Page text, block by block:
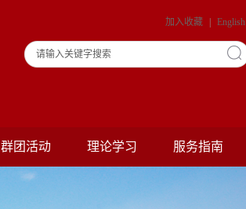
加入收藏 English
群团活动 理论学习 服务指南